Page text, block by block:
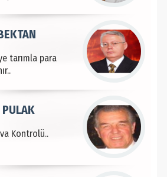
tarımla para
Kontrolü..
PULAK